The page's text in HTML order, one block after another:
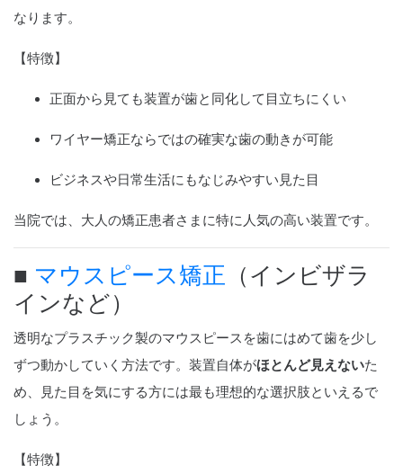
なります。
【特徴】
正面から見ても装置が歯と同化して目立ちにくい
ワイヤー矯正ならではの確実な歯の動きが可能
ビジネスや日常生活にもなじみやすい見た目
当院では、大人の矯正患者さまに特に人気の高い装置です。
■ マウスピース矯正 （インビザラ
インなど）
透明なプラスチック製のマウスピースを歯にはめて歯を少し
ずつ動かしていく方法です。装置自体がほとんど見えないた
め、見た目を気にする方には最も理想的な選択肢といえるで
しょう。
【特徴】